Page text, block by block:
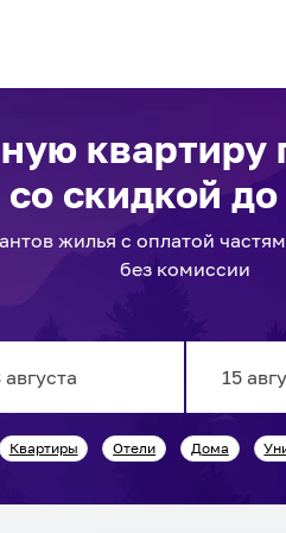
квартиру
со скидкой до
жилья с оплатой
без комиссии
backward
interact
Квартиры Отели Дома